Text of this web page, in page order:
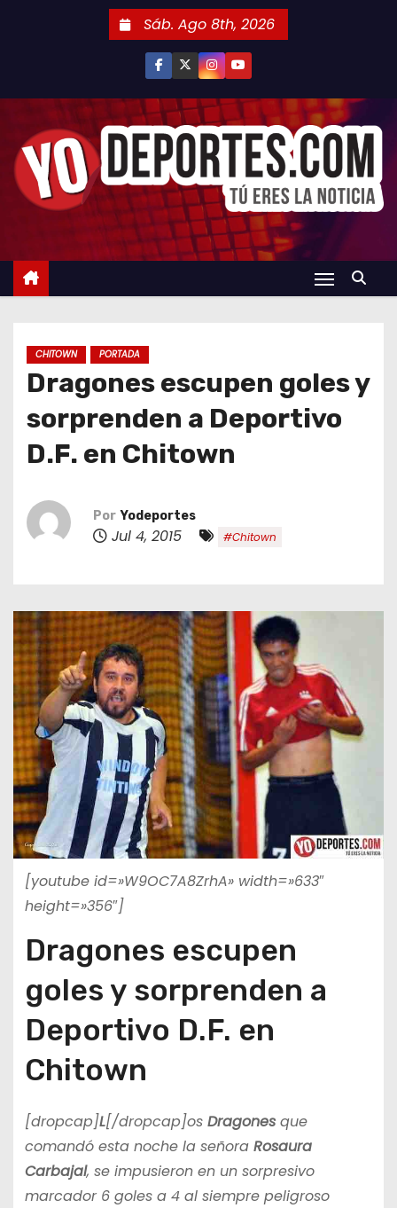
n
Sáb. Ago 8th, 2026
CHITOWN PORTADA
Dragones escupen goles y
sorprenden a Deportivo
D.F. en Chitown
Por Yodeportes
Jul 4, 2015 #Chitown
[youtube id=»W9OC7A8ZrhA» width=»633″
height=»356″]
Dragones escupen
goles y sorprenden a
Deportivo D.F. en
Chitown
[dropcap]L[/dropcap]os Dragonesque
comandó esta noche la señora Rosaura
Carbajal, se impusieron en un sorpresivo
marcador 6 goles a 4 al siempre peligroso